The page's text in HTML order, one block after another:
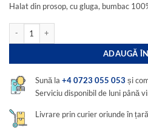
Halat din prosop, cu gluga, bumbac
Cantitate Halat din prosop, cu gluga,
ADAUGĂ
Sună la+4 0723 055 053 și
Serviciu disponibil de luni până
Livrare prin curier oriunde în